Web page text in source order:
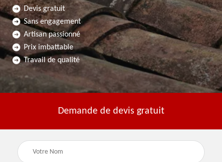
Devis gratuit
Sans engagement
Artisan passionné
Prix imbattable
Travail de qualité
Demande de devis gratuit